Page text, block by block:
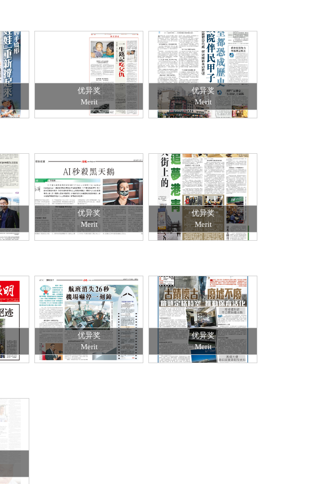
优异奖
Merit
优异奖
Merit
优异奖
Merit
优异奖
Merit
优异奖
Merit
优异奖
Merit